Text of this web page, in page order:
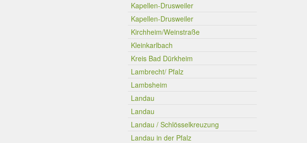
Kapellen-Drusweiler
Kapellen-Drusweiler
Kirchheim/Weinstraße
Kleinkarlbach
Kreis Bad Dürkheim
Lambrecht/ Pfalz
Lambsheim
Landau
Landau
Landau / Schlösselkreuzung
Landau in der Pfalz